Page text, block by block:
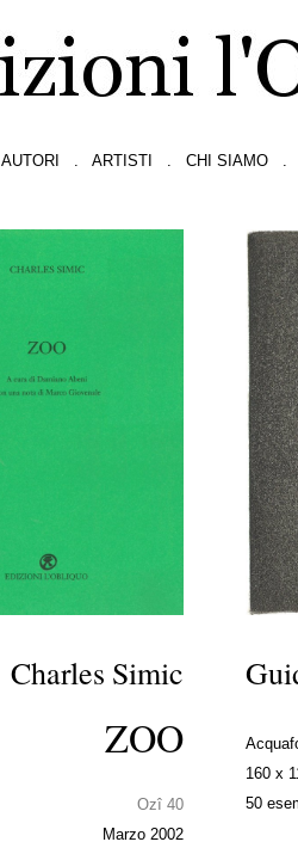
AUTORI ARTISTI CHI SIAMO
Charles Simic
ZOO
Ozî 40
Marzo 2002
160 x
50